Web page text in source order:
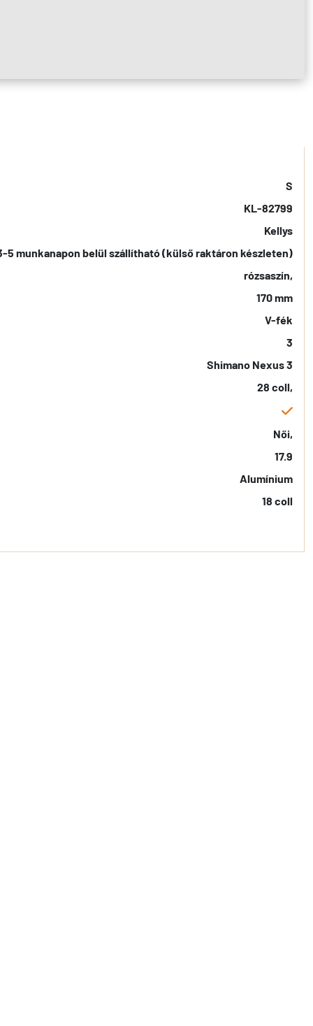
S
KL-82799
Kellys
5 munkanapon belül szállítható (külső raktáron készleten)
rózsaszín,
170 mm
V-fék
3
Shimano Nexus 3
28 coll,
Női,
17.9
Alumínium
18 coll